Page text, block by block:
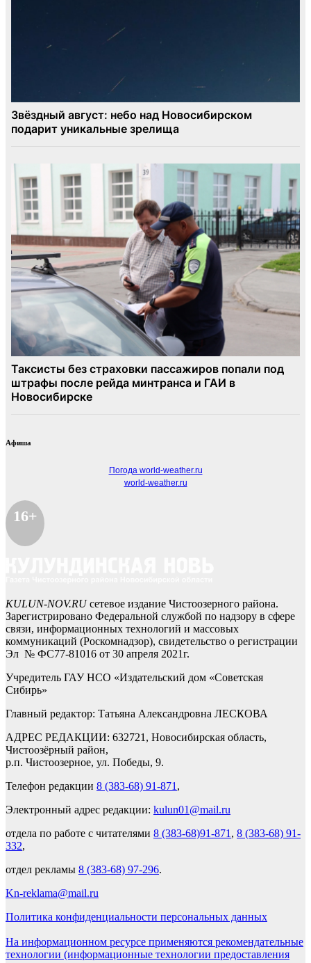
Афиша
Погода world-weather.ru
world-weather.ru
16+
KULUN-NOV.RUсетевое издание Чистоозерного района.
Зарегистрировано Федеральной службой по надзору в сфере
связи, информационных технологий и массовых
коммуникаций (Роскомнадзор), свидетельство о регистрации
Эл № ФС77-81016 от 30 апреля 2021г.
Учредитель ГАУ НСО «Издательский дом «Советская
Сибирь»
Главный редактор: Татьяна Александровна ЛЕСКОВА
АДРЕС РЕДАКЦИИ: 632721, Новосибирская область,
Чистоозёрный район,
р.п. Чистоозерное, ул. Победы, 9.
Телефон редакции 8 (383-68) 91-871 ,
Электронный адрес редакции: kulun01@mail.ru
отдела по работе с читателями 8 (383-68)91-871 , 8 (383-68) 91-
332,
отдел рекламы 8 (383-68) 97-296.
Kn-reklama@mail.ru
Политика конфиденциальности персональных данных
На информационном ресурсе применяются рекомендательные
технологии (информационные технологии предоставления